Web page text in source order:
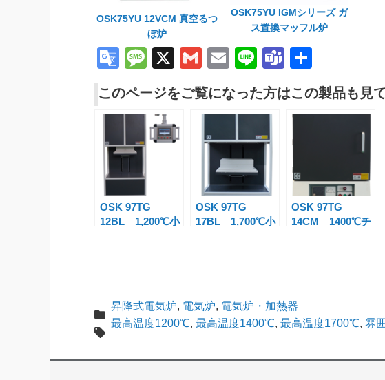
OSK75YU 12VCM 真空るつ
ぼ炉
OSK75YU IGMシリーズ ガ
ス置換マッフル炉
G
o
e
Tr
a
n
M
ss
a
g
X
G
m
ail
E
ail
Li
n
e
T
a
m
s
有
このページをご覧になった方はこの製品も見て
OSK 97TG
12BL 1,200℃小
OSK 97TG
17BL 1,700℃小
OSK 97TG
14CM 1400℃チ
昇降式電気炉, 電気炉, 電気炉・加熱器
最高温度1200℃, 最高温度1400℃, 最高温度1700℃, 雰